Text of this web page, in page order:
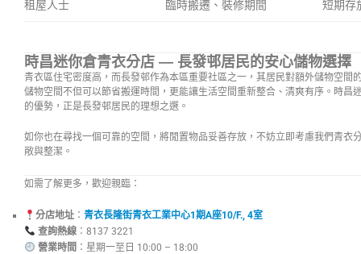
租屋人士 臨時搬遷、裝修期間 短期存
時昌迷你倉青衣分店 — 長發邨居民的安心儲物選擇
青衣區住宅密度高，而長發邨作為本區重要社區之一，其居民對額外儲物空間
儲物空間不但可以節省搬運時間，更能讓生活空間重新整合、清爽有序。時昌
的優勢，正是長發邨居民的理想之選。
如你也在尋找一個可靠的空間，將閒置物品妥善存放，不妨立即考慮我們青衣
敞與整潔。
如需了解更多，歡迎親臨：
分店地址： 青衣長隆街青衣工業中心1期A座10/F., 4室
查詢熱線：8137 3221
營業時間 ：星期一至日 10:00